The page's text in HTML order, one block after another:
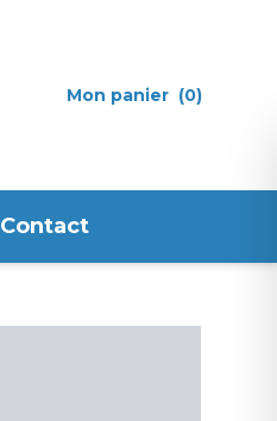
Mon panier (0)
Contact